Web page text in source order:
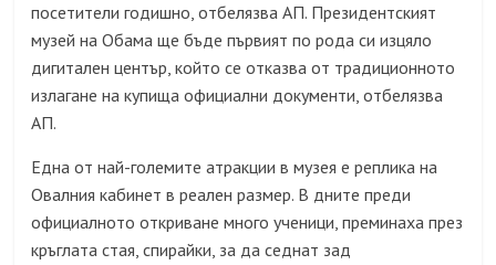
посетители годишно, отбелязва АП. Президентският
музей на Обама ще бъде първият по рода си изцяло
дигитален център, който се отказва от традиционното
излагане на купища официални документи, отбелязва
АП.
Една от най-големите атракции в музея е реплика на
Овалния кабинет в реален размер. В дните преди
официалното откриване много ученици, преминаха през
кръглата стая, спирайки, за да седнат зад